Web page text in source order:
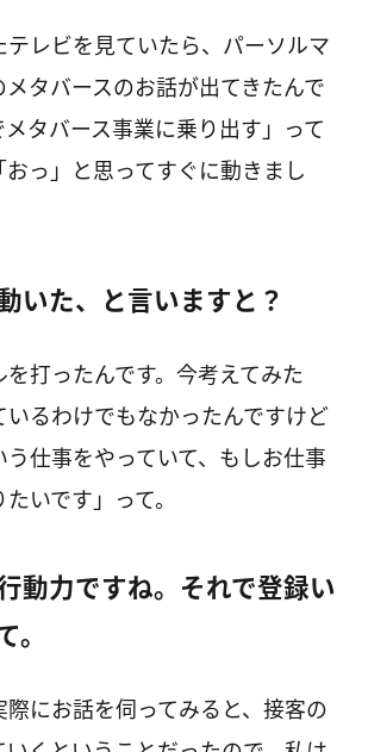
テレビを見ていたら、パーソルマ
タバースのお話が出てきたんで
タバース事業に乗り出す」って
っ」と思ってすぐに動きまし
いた、と言いますと？
打ったんです。今考えてみた
いるわけでもなかったんですけど
仕事をやっていて、もしお仕事
いです」って。
動力ですね。それで登録い
。
にお話を伺ってみると、接客の